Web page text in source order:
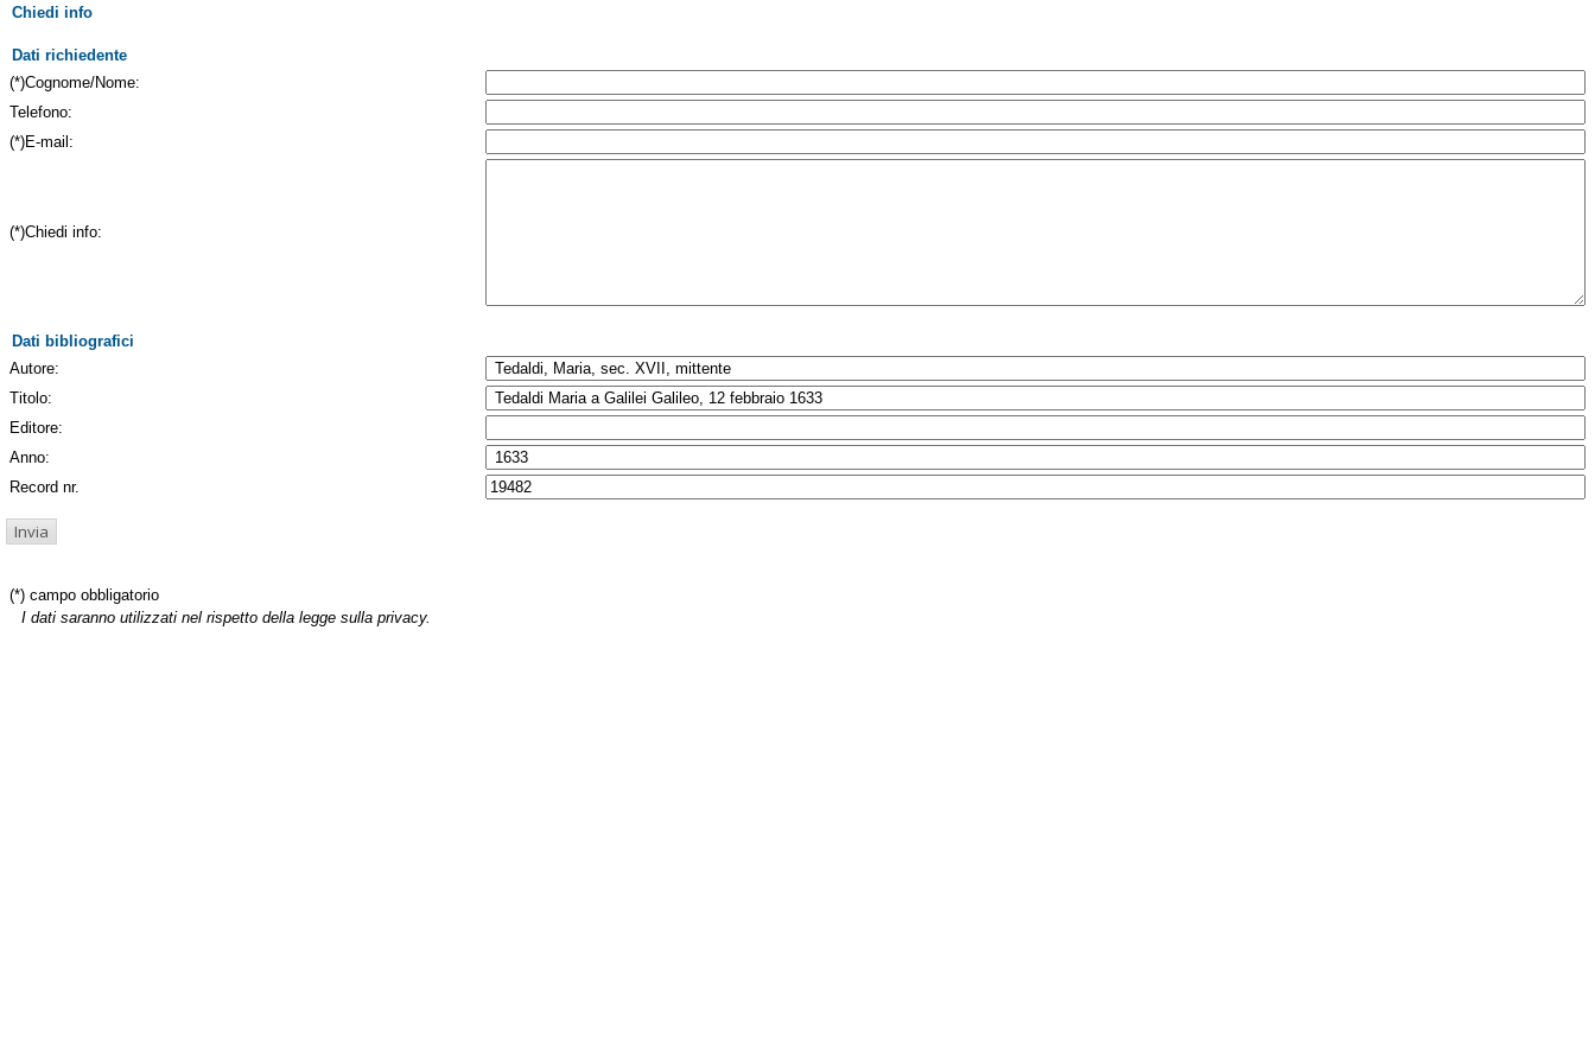
Chiedi info
Dati richiedente
(*)Cognome/Nome:
Telefono:
(*)E-mail:
(*)Chiedi info:
Dati bibliografici
Autore:
Titolo:
Editore:
Anno:
Record nr.
(*) campo obbligatorio
I dati saranno utilizzati nel rispetto della legge sulla privacy.